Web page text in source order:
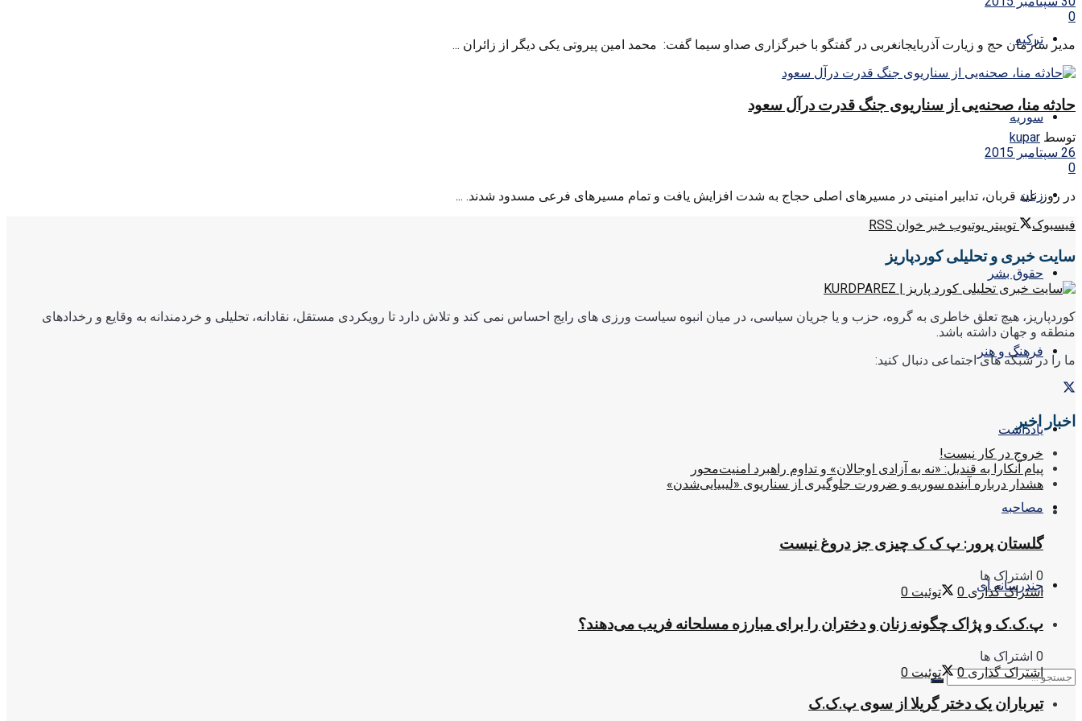
ترکیه
سوریه
زنان
حقوق بشر
فرهنگ و هنر
یادداشت
مصاحبه
چندرسانه ای
0
مدیر سازمان حج و زیارت آذربایجانغربی در گفتگو با خبرگزاری صداو سیما گفت: محمد امین پیروتی یکی دیگر از زائران ...
حادثه منا، صحنه‌یی از سناریوی جنگ قدرت درآل سعود
توسط kupar
26 سپتامبر 2015
0
در روز عید قربان، تدابیر امنیتی در مسیرهای اصلی حجاج به شدت افزایش یافت و تمام مسیرهای فرعی مسدود شدند. ...
فیسبوک
توییتر یوتیوب خبر خوان RSS
سایت خبری و تحلیلی کوردپاریز
کوردپاریز، هیچ تعلق خاطری به گروه، حزب و یا جریان سیاسی، در میان انبوه سیاست ورزی های رایج احساس نمی کند و تلاش دارد تا رویکردی مستقل، نقادانه، تحلیلی و خردمندانه به وقایع و رخدادهای
منطقه و جهان داشته باشد.
ما را در شبکه های اجتماعی دنبال کنید:
اخبار اخیر
خروج در کار نیست!
پیام آنکارا به قندیل: «نه به آزادی اوجالان» و تداوم راهبرد امنیت‌محور
هشدار درباره آینده سوریه و ضرورت جلوگیری از سناریوی «لیبیایی‌شدن»
گلستان پرور: پ ک ک چیزی جز دروغ نیست
0 اشتراک ها
اشتراک گذاری 0 توئیت 0
پ.ک.ک و پژاک چگونه زنان و دختران را برای مبارزه مسلحانه فریب می‌دهند؟
0 اشتراک ها
اشتراک گذاری 0 توئیت 0
تیرباران یک دختر گریلا از سوی پ.ک.ک